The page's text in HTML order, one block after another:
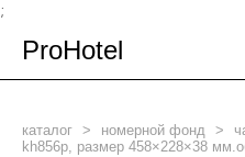
;
ProHotel
каталог > номерной фонд >
kh856p, размер 458×228×38